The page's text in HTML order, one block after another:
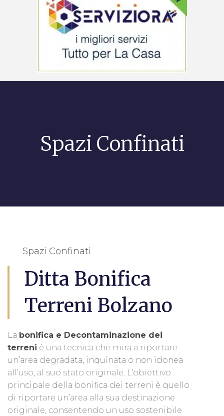
Spazi Confinati
Spazi Confinati
Ditta Bonifica
Terreni Bolzano
La bonifica e Decontaminazione dei
terreni è una tecnica che mira a riportare
un’area degradata, inquinata o non idonea
all’uso, al suo stato originale. L’obiettivo
principale della bonifica dei terreni è quello
di riportare un’area alla sua destinazione
originale, consentendo un uso sostenibile